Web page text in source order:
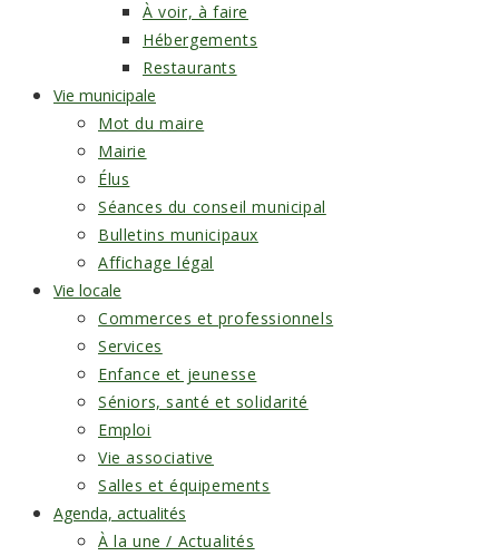
À voir, à faire
Hébergements
Restaurants
Vie municipale
Mot du maire
Mairie
Élus
Séances du conseil municipal
Bulletins municipaux
Affichage légal
Vie locale
Commerces et professionnels
Services
Enfance et jeunesse
Séniors, santé et solidarité
Emploi
Vie associative
Salles et équipements
Agenda, actualités
À la une / Actualités